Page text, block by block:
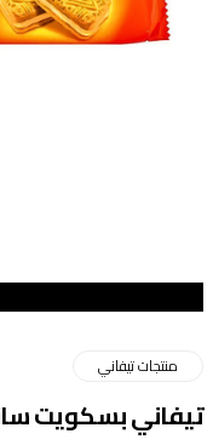
منتجات تيفاني
تيفاني بسكويت